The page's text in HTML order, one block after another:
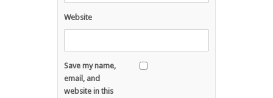
Website
Save my name,
email, and
website in this